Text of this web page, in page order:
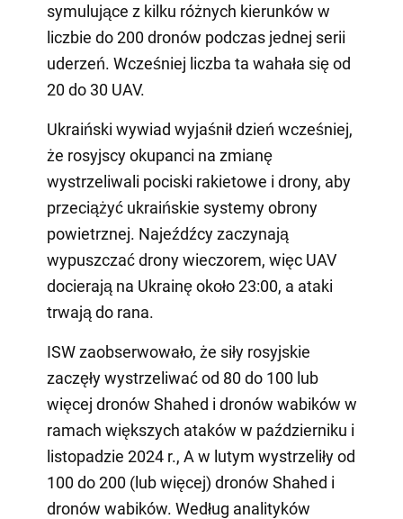
symulujące z kilku różnych kierunków w
liczbie do 200 dronów podczas jednej serii
uderzeń. Wcześniej liczba ta wahała się od
20 do 30 UAV.
Ukraiński wywiad wyjaśnił dzień wcześniej,
że rosyjscy okupanci na zmianę
wystrzeliwali pociski rakietowe i drony, aby
przeciążyć ukraińskie systemy obrony
powietrznej. Najeźdźcy zaczynają
wypuszczać drony wieczorem, więc UAV
docierają na Ukrainę około 23:00, a ataki
trwają do rana.
ISW zaobserwowało, że siły rosyjskie
zaczęły wystrzeliwać od 80 do 100 lub
więcej dronów Shahed i dronów wabików w
ramach większych ataków w październiku i
listopadzie 2024 r., A w lutym wystrzeliły od
100 do 200 (lub więcej) dronów Shahed i
dronów wabików. Według analityków